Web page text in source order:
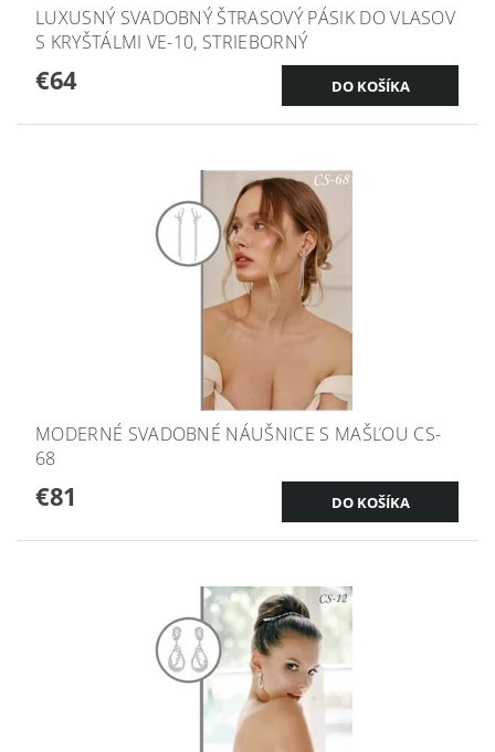
LUXUSNÝ SVADOBNÝ ŠTRASOVÝ PÁSIK DO VLASOV
S KRYŠTÁLMI VE-10, STRIEBORNÝ
€64
MODERNÉ SVADOBNÉ NÁUŠNICE S MAŠĽOU CS-
68
€81